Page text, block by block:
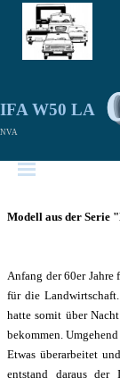
IFA W50 LA
NVA
Modell aus der Serie
Anfang der 60er
für die
hatte somit über
bekommen.
Etwas überarbeitet
entstand daraus